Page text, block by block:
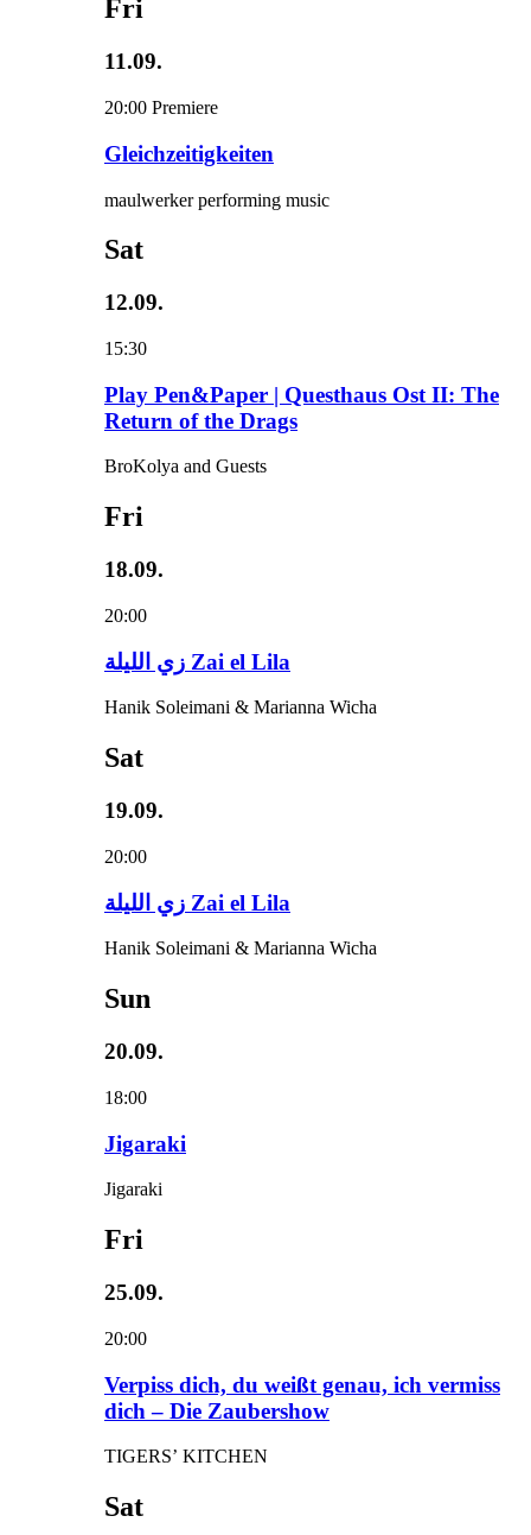
Fri
11.09.
20:00 Premiere
Gleichzeitigkeiten
maulwerker performing music
Sat
12.09.
15:30
Play Pen&Paper | Questhaus Ost II: The
Return of the Drags
BroKolya and Guests
Fri
18.09.
20:00
زي‌ اللیلة Zai el Lila
Hanik Soleimani & Marianna Wicha
Sat
19.09.
20:00
زي‌ اللیلة Zai el Lila
Hanik Soleimani & Marianna Wicha
Sun
20.09.
18:00
Jigaraki
Jigaraki
Fri
25.09.
20:00
Verpiss dich, du weißt genau, ich vermiss
dich – Die Zaubershow
TIGERS’ KITCHEN
Sat